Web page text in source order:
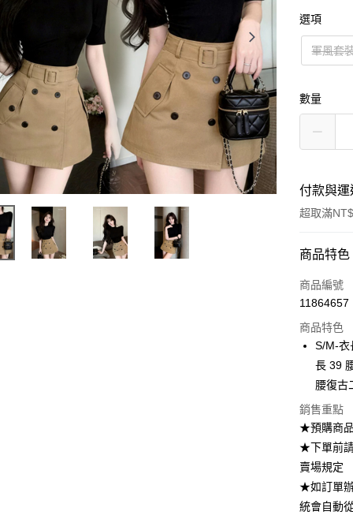
選項
軍風套
數量
付款與
超取滿
付款方式
信用卡一
Apple Pay
ATM付款
運送方式
全家付款
每筆
付款後全
商品特色
商品編號
11864657
商品特色
S/M-衣
長 39
腰復古
銷售重點
★預購商
★下單前
賣場規定
★如訂單
統會自動